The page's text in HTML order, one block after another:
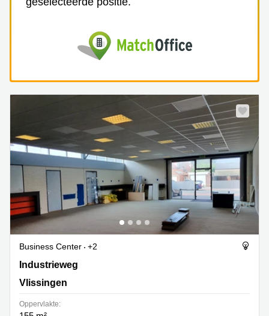
Business Center
+2
Industrieweg 3, Vlissingen
Industrieweg
Vlissingen
Oppervlakte: